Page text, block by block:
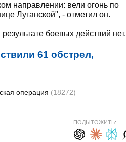
направлении: вели огонь по
Луганской", - отметил он.
боевых действий нет.
61 обстрел,
операция (18272)
ПОДЫТОЖИТЬ: